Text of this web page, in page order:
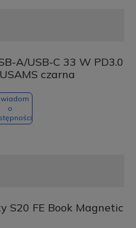
A/USB-C 33 W PD3.0
czarna
o
S20 FE Book Magnetic